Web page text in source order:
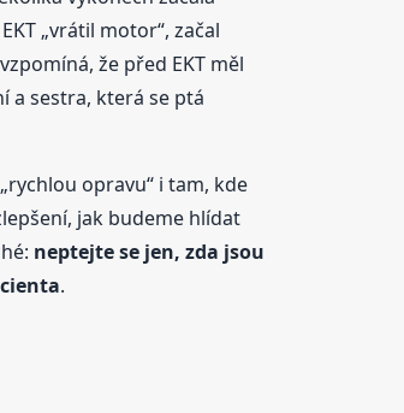
„vrátil motor“, začal
že před EKT měl
a sestra, která se ptá
opravu“ i tam, kde
jak budeme hlídat
neptejte se jen, zda jsou
.